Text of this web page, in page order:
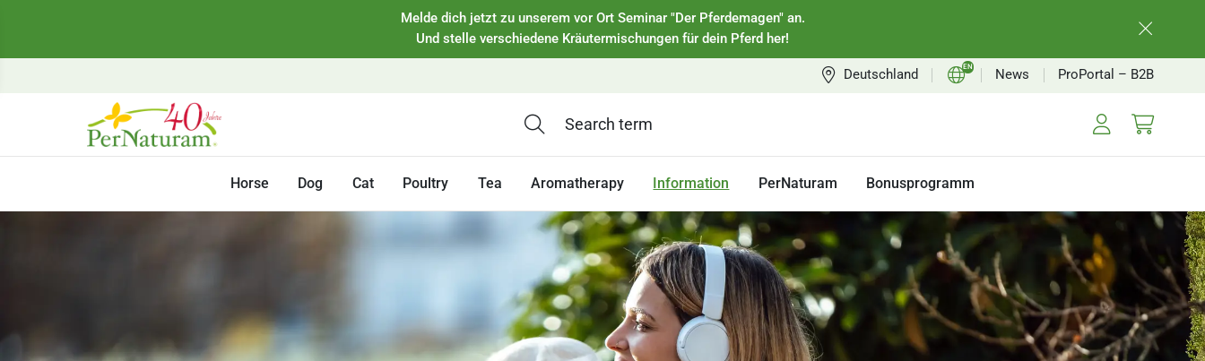
Melde dich jetzt zu unserem vor Ort Seminar "Der Pferdemagen" an.
Und stelle verschiedene Kräutermischungen für dein Pferd her!
Deutschland EN News ProPortal – B2B
Horse Dog Cat Poultry Tea Aromatherapy Information PerNaturam Bonusprogramm